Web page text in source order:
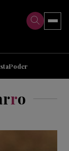
Poder
ro